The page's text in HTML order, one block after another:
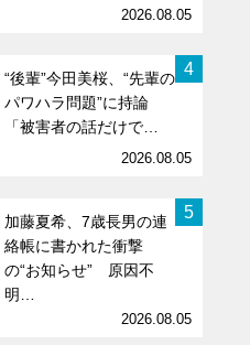
2026.08.05
4
“後輩”今田美桜、“先輩の
パワハラ問題”に持論
「被害者の話だけで…
2026.08.05
5
加藤夏希、7歳長男の連
絡帳に書かれた衝撃
の“お知らせ” 原因不
明…
2026.08.05